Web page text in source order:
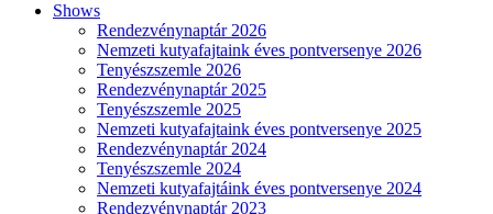
Shows
Rendezvénynaptár 2026
Nemzeti kutyafajtaink éves pontversenye 2026
Tenyészszemle 2026
Rendezvénynaptár 2025
Tenyészszemle 2025
Nemzeti kutyafajtaink éves pontversenye 2025
Rendezvénynaptár 2024
Tenyészszemle 2024
Nemzeti kutyafajtáink éves pontversenye 2024
Rendezvénynaptár 2023